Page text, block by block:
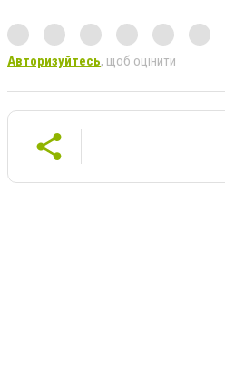
Авторизуйтесь, щоб оцінити